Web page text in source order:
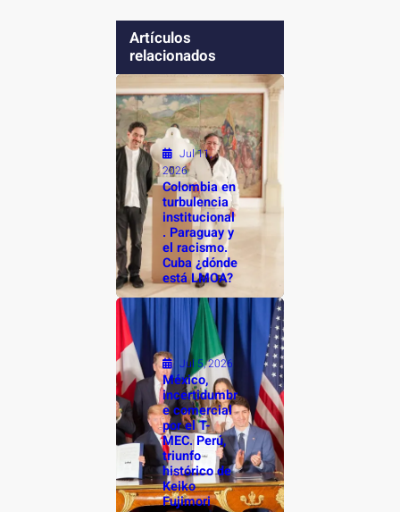
Artículos
relacionados
Jul 11,
2026
Colombia en
turbulencia
institucional
. Paraguay y
el racismo.
Cuba ¿dónde
está LMOA?
Jul 5, 2026
México,
incertidumbr
e comercial
por el T-
MEC. Perú,
triunfo
histórico de
Keiko
Fujimori